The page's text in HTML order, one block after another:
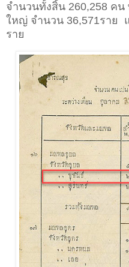
จำนวนทั้งสิ้น 260,258 ค
ใหญ่ จำนวน 36,571ราย
ราย